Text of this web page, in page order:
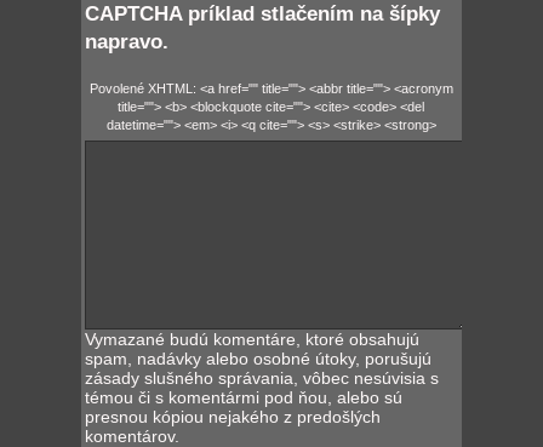
CAPTCHA príklad stlačením na šípky
napravo.
Povolené XHTML: <a href="" title=""> <abbr title=""> <acronym
title=""> <b> <blockquote cite=""> <cite> <code> <del
datetime=""> <em> <i> <q cite=""> <s> <strike> <strong>
Vymazané budú komentáre, ktoré obsahujú
spam, nadávky alebo osobné útoky, porušujú
zásady slušného správania, vôbec nesúvisia s
témou či s komentármi pod ňou, alebo sú
presnou kópiou nejakého z predošlých
komentárov.